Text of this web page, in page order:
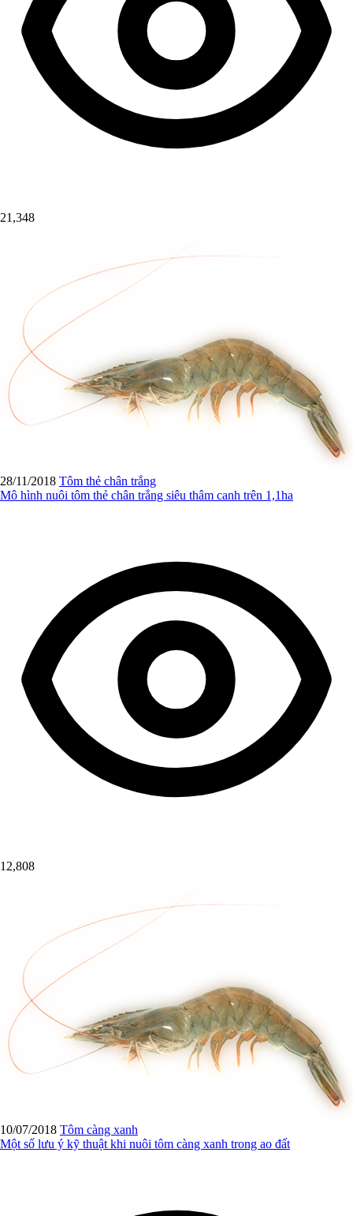
21,348
28/11/2018 Tôm thẻ chân trắng
Mô hình nuôi tôm thẻ chân trắng siêu thâm canh trên 1,1ha
12,808
10/07/2018 Tôm càng xanh
Một số lưu ý kỹ thuật khi nuôi tôm càng xanh trong ao đất